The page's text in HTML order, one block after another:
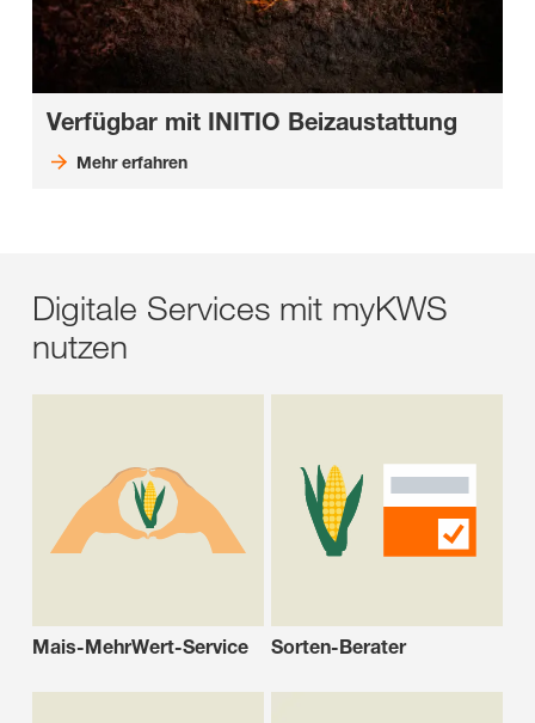
Verfügbar mit INITIO Beizaustattung
Mehr erfahren
Digitale Services mit myKWS
nutzen
Mais-MehrWert-Service Sorten-Berater